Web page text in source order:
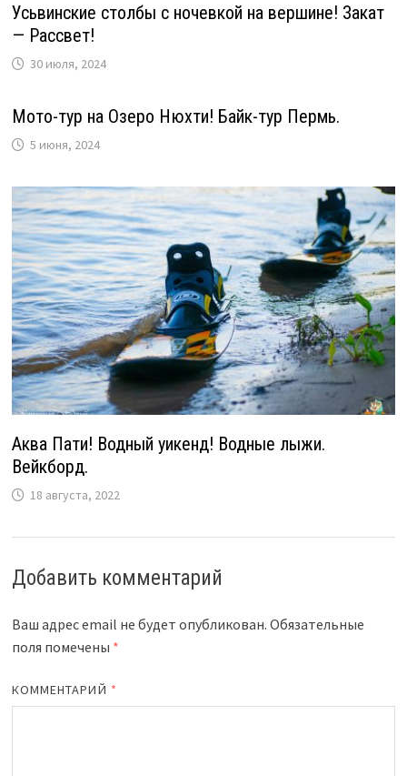
Усьвинские столбы с ночевкой на вершине! Закат
— Рассвет!
30 июля, 2024
Мото-тур на Озеро Нюхти! Байк-тур Пермь.
5 июня, 2024
Аква Пати! Водный уикенд! Водные лыжи.
Вейкборд.
18 августа, 2022
Добавить комментарий
Ваш адрес email не будет опубликован. Обязательные
поля помечены *
КОММЕНТАРИЙ *